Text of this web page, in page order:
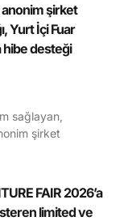
şirket
Yurt İçi Fuar
hibe desteği
sağlayan,
şirket
FAIR 2026’a
limited ve